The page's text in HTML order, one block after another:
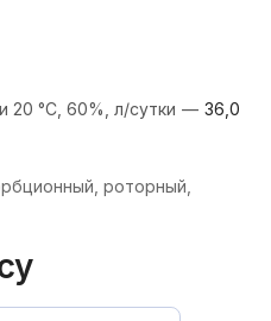
°С, 60%, л/сутки — 36,0
роторный,